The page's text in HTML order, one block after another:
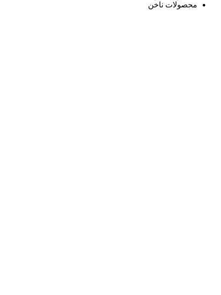
محصولات ناخن